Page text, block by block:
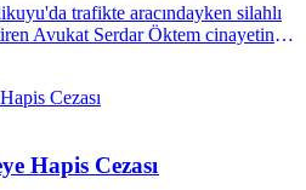
trafikte aracındayken silahlı
Avukat Serdar Öktem cinayetine
hakkında 43 yıl 3 aya kadar
Hapis Cezası